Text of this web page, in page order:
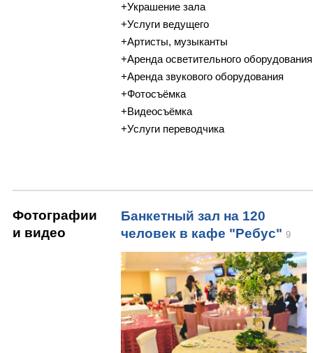
+Украшение зала
+Услуги ведущего
+Артисты, музыканты
+Аренда осветительного оборудования
+Аренда звукового оборудования
+Фотосъёмка
+Видеосъёмка
+Услуги переводчика
Фотографии
и видео
Банкетный зал на 120
человек в кафе "Ребус" 9